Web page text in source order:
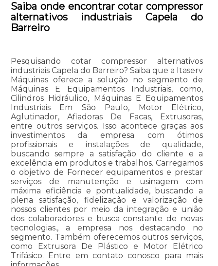
Saiba onde encontrar cotar compressor
alternativos industriais Capela do
Barreiro
Pesquisando cotar compressor alternativos
industriais Capela do Barreiro? Saiba que a Itaserv
Máquinas oferece a solução no segmento de
Máquinas E Equipamentos Industriais, como,
Cilindros Hidráulico, Máquinas E Equipamentos
Industriais Em São Paulo, Motor Elétrico,
Aglutinador, Afiadoras De Facas, Extrusoras,
entre outros serviços. Isso acontece graças aos
investimentos da empresa com ótimos
profissionais e instalações de qualidade,
buscando sempre a satisfação do cliente e a
excelência em produtos e trabalhos. Carregamos
o objetivo de Fornecer equipamentos e prestar
serviços de manutenção e usinagem com
máxima eficiência e pontualidade, buscando a
plena satisfação, fidelização e valorização de
nossos clientes por meio da integração e união
dos colaboradores e busca constante de novas
tecnologias., a empresa nos destacando no
segmento. Também oferecemos outros serviços,
como Extrusora De Plástico e Motor Elétrico
Trifásico. Entre em contato conosco para mais